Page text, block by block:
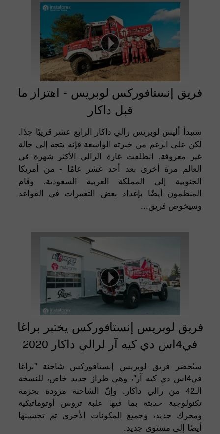
فريق إنستافوركس لوبريس - اهتزاز ما
قبل داكار
سيبدأ أليس لوبريس رالي داكار الرابع عشر قريبًا جدًا.
لكن على الرغم من خبرته الواسعة فإنه يتجه إلى حالة
غير معروفة. انطلقت غارة الرالي الأكثر شهرة في
العالم مرة أخرى بعد أحد عشر عامًا - من أمريكا
الجنوبية إلى المملكة العربية السعودية. وقام
المنظمون أيضًا بإعداد بعض التغييرات في القواعد
وسيخوض فريق...
فريق لوبريس إنستافوركس يختبر براغا
في4اس دي كيه آر لرالي داكار 2020
سيُحضر فريق لوبريس إنستافوركس شاحنة "براغا
في4اس دي كيه آر"، وهي طراز جديد خاص، للنسخة
الـ42 من رالي داكار. وإنّ الشاحنة مزودة بحزمة
تكنولوجية حديثة بما فيها علبة تروس أوتوماتيكية
ومحرك جديد، وجميع المكونات الأخرى تم تحسينها
أيضًا إلى مستوى جديد.